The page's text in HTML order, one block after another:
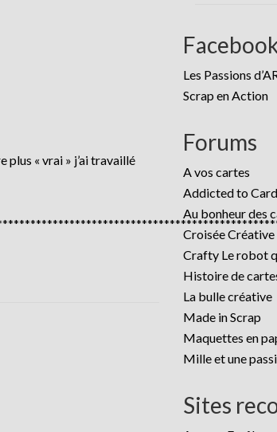
plus « vrai » j’ai travaillé
Les Passions
Scrap en Action
Forums
A vos cartes
Addicted to Card
Au bonheur des
Croisée Créative
Crafty Le robot
Histoire de
La bulle créative
Made in Scrap
Maquettes en
Mille et une
Sites